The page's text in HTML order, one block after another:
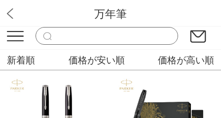
青木文房具
万年筆
新着順 価格が安い順 価格が高い順